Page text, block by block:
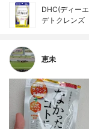
DHC(ディー
デトクレンズ
恵未